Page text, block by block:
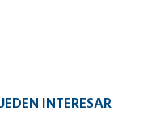
INTERESAR